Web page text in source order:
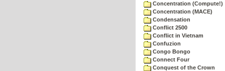
Concentration (Compute!)
Concentration (MACE)
Condensation
Conflict 2500
Conflict in Vietnam
Confuzion
Congo Bongo
Connect Four
Conquest of the Crown